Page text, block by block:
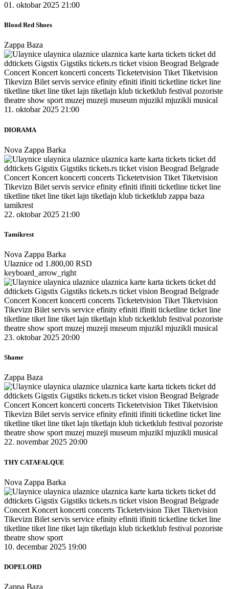
01. oktobar 2025 21:00
Blood Red Shoes
Zappa Baza
11. oktobar 2025 21:00
DIORAMA
Nova Zappa Barka
22. oktobar 2025 21:00
Tamikrest
Nova Zappa Barka
Ulaznice od 1.800,00 RSD
keyboard_arrow_right
23. oktobar 2025 20:00
Shame
Zappa Baza
22. novembar 2025 20:00
THY CATAFALQUE
Nova Zappa Barka
10. decembar 2025 19:00
DOPELORD
Zappa Baza